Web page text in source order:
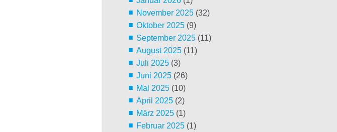
November 2025(32)
Oktober 2025(9)
September 2025(11)
August 2025(11)
Juli 2025(3)
Juni 2025(26)
Mai 2025(10)
April 2025(2)
März 2025(1)
Februar 2025(1)